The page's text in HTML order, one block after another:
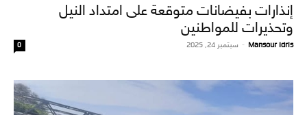
إنذارات بفيضانات متوقعة على امتداد النيل
وتحذيرات للمواطنين
Mansour Idris
- سبتمبر 24, 2025 0